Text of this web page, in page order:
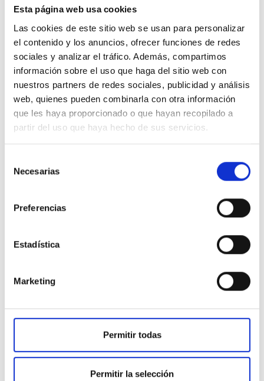
Esta página web usa cookies
Las cookies de este sitio web se usan para personalizar
el contenido y los anuncios, ofrecer funciones de redes
sociales y analizar el tráfico. Además, compartimos
información sobre el uso que haga del sitio web con
nuestros partners de redes sociales, publicidad y análisis
web, quienes pueden combinarla con otra información
que les haya proporcionado o que hayan recopilado a
partir del uso que haya hecho de sus servicios.
Necesarias
Preferencias
Estadística
Marketing
Permitir todas
Permitir la selección
Remodelación
labial.
¡diseñamos